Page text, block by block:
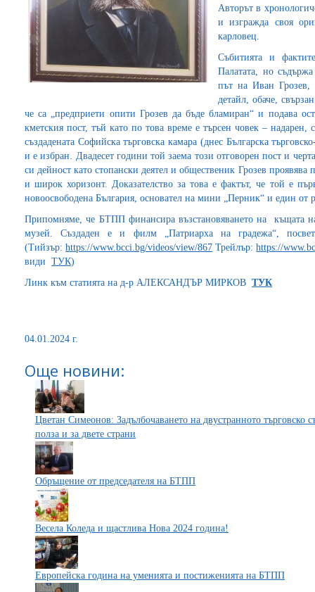
Авторът в
и изгражда своя
карловец.
Събитията и
Палатата, но
път на Иван Грозев,
детайл, обаче,
че са „предприети опити Грозев да бъде бламиран“ и подава
кметския пост, тъй като по това време е търсен човек –
създадената Софийска търговска камара (днес Българска
и е избран. Двадесет години той заема този отговорен пост и
си дейност като стопански деятел и общественик Грозев проявява
и широк хоризонт. Доказателство за това е фактът, че той е
новоосвободена България, основател на мини „Перник“ и един от
Припомняме, че БТПП финансира възстановяването на къщата
музей. Създаден е и филм „Патриарха на градежа“,
(Тийзър:https://www.bcci.bg/videos/view/867 Трейлър:https://
види ТУК)
Линк към статията на д-р АЛЕКСАНДЪР МИРКОВ ТУК
04.01.2024 г.
Още новини:
Цветан Симеонов: Задълбочаването на двустранното търговско
полза и за двете страни
Обръщение от председателя на БТПП
Весела Коледа и щастлива Нова 2024 година!
Европейска година на уменията и постиженията на БТПП